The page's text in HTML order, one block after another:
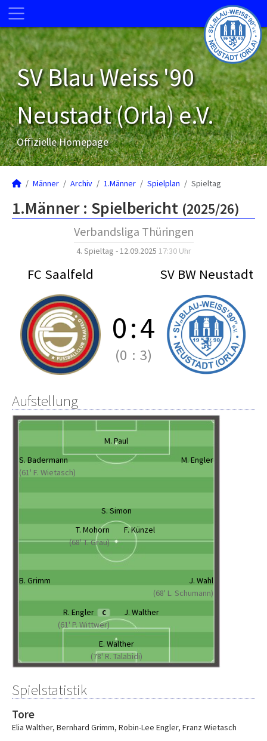
SV Blau Weiss '90
Neustadt (Orla) e.V.
Offizielle Homepage
Männer Archiv 1.Männer Spielplan Spieltag
1.Männer : Spielbericht (2025/26)
Verbandsliga Thüringen
4. Spieltag - 12.09.2025 17:30 Uhr
FC Saalfeld SV BW Neustadt
0:4
(0 : 3)
Aufstellung
M. Paul
S. Badermann
(61' F. Wietasch)
M. Engler
S. Simon
T. Mohorn
(68' T. Grau)
F. Künzel
B. Grimm
J. Wahl
(68' L. Schumann)
R. Engler
C
(61' P. Wittwer)
J. Walther
E. Walther
(78' R. Talabidi)
Spielstatistik
Tore
Elia Walther, Bernhard Grimm, Robin-Lee Engler, Franz Wietasch